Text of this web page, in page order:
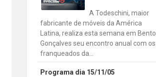
A Todeschini, maior
fabricante de móveis da América
Latina, realiza esta semana em Bento
Gonçalves seu encontro anual com os
franqueados da...
Programa dia 15/11/05